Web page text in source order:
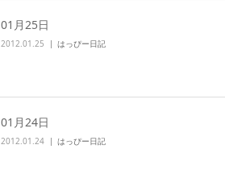
01月25日
2012.01.25 はっぴー日記
01月24日
2012.01.24 はっぴー日記